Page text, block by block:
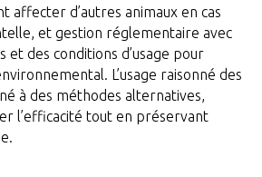
affecter d’autres animaux en cas
et gestion réglementaire avec
et des conditions d’usage pour
L’usage raisonné des
à des méthodes alternatives,
l’efficacité tout en préservant